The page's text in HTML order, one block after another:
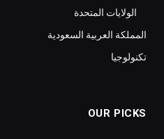
الولايات المتحدة
المملكة العربية السعودية
تكنولوجيا
OUR PICKS